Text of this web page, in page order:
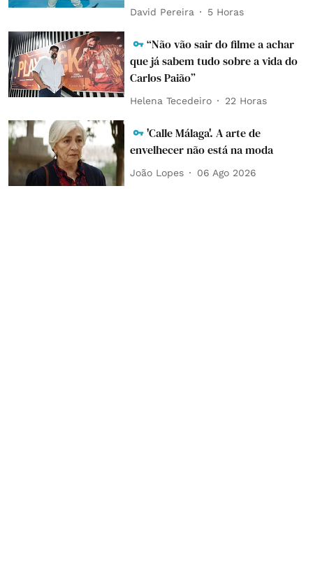
David Pereira 5 Horas
“Não vão sair do filme a achar
que já sabem tudo sobre a vida do
Carlos Paião”
Helena Tecedeiro 22 Horas
'Calle Málaga'. A arte de
envelhecer não está na moda
João Lopes 06 Ago 2026